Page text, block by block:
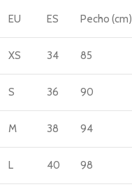
EU ES Pecho (cm)
XS 34 85
S 36 90
M 38 94
L 40 98